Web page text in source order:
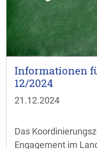
Informationen
12/2024
21.12.2024
Das
Engagement im